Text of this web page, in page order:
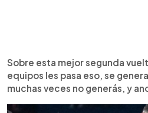
Sobre esta mejor segunda
equipos les pasa eso, se
muchas veces no generás, y